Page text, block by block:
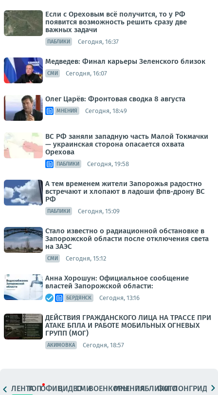
Если с Ореховым всё получится, то у РФ
появится возможность решить сразу две
важных задачи
ПАБЛИКИ Сегодня, 16:37
Медведев: Финал карьеры Зеленского близок
СМИ Сегодня, 16:07
Олег Царёв: Фронтовая сводка 8 августа
МНЕНИЯ Сегодня, 18:49
ВС РФ заняли западную часть Малой Токмачки
— украинская сторона опасается охвата
Орехова
ПАБЛИКИ Сегодня, 19:58
А тем временем жители Запорожья радостно
встречают и хлопают в ладоши фпв-дрону ВС
РФ
ПАБЛИКИ Сегодня, 15:09
Стало известно о радиационной обстановке в
Запорожской области после отключения света
на ЗАЭС
СМИ Сегодня, 15:12
Анна Хорошун: Официальное сообщение
властей Запорожской области:
БЕРДЯНСК Сегодня, 13:16
ДЕЙСТВИЯ ГРАЖДАНСКОГО ЛИЦА НА ТРАССЕ ПРИ
АТАКЕ БПЛА И РАБОТЕ МОБИЛЬНЫХ ОГНЕВЫХ
ГРУПП (МОГ)
АКИМОВКА Сегодня, 18:57
ЛЕНТАТОПОФИЦ.ВИДЕОСМИВОЕНКОРЫМНЕНИЯПАБЛИКИ
ФОТОЛОНГРИДЫ